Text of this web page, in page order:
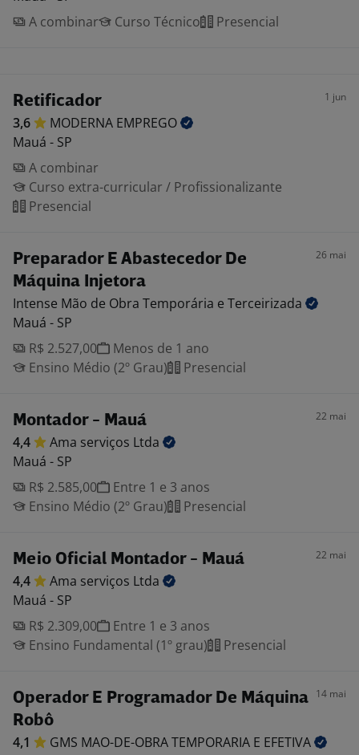
A combinar
Curso Técnico Presencial
Retificador 1 jun
3,6 MODERNA EMPREGO
Mauá - SP
A combinar
Curso extra-curricular / Profissionalizante
Presencial
Preparador E Abastecedor De
Máquina Injetora
26 mai
Intense Mão de Obra Temporária e Terceirizada
Mauá - SP
R$ 2.527,00
Menos de 1 ano
Ensino Médio (2º Grau)
Presencial
Montador - Mauá 22 mai
4,4 Ama serviços Ltda
Mauá - SP
R$ 2.585,00
Entre 1 e 3 anos
Ensino Médio (2º Grau)
Presencial
Meio Oficial Montador - Mauá 22 mai
4,4 Ama serviços Ltda
Mauá - SP
R$ 2.309,00
Entre 1 e 3 anos
Ensino Fundamental (1º grau)
Presencial
Operador E Programador De Máquina
Robô
14 mai
4,1 GMS MAO-DE-OBRA TEMPORARIA E EFETIVA